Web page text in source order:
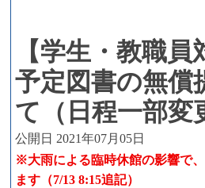
【学生・教職
予定図書の無償
て（日程一部変
公開日 2021年07月05日
※大雨による臨時休館の影響で
ます（7/13 8:15追記）